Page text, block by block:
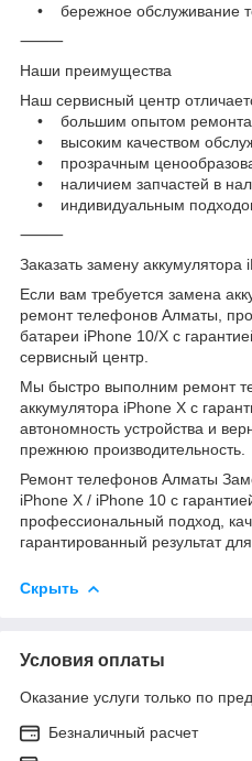
• бережное обслуживание
⸻
Наши преимущества
Наш сервисный центр
• большим опытом ремонта
• высоким качеством
• прозрачным
• наличием запчастей в
• индивидуальным подходом
⸻
Заказать замену
Если вам требуется замена
ремонт телефонов Алматы,
батареи iPhone 10/X с
сервисный центр.
Мы быстро выполним ремонт
аккумулятора iPhone X с
автономность устройства и
прежнюю производительность.
Ремонт телефонов Алматы
iPhone X / iPhone 10 с
профессиональный подход,
гарантированный результат
Скрыть
Условия оплаты
Оказание услуги только по
Безналичный расчет